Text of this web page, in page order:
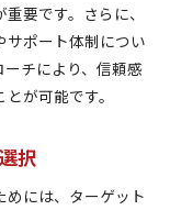
要です。さらに、
サポート体制につい
チにより、信頼感
が可能です。
択
には、ターゲット